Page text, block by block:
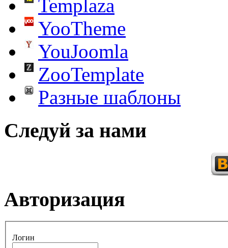
Templaza
YooTheme
YouJoomla
ZooTemplate
Разные шаблоны
Следуй за нами
Авторизация
Логин